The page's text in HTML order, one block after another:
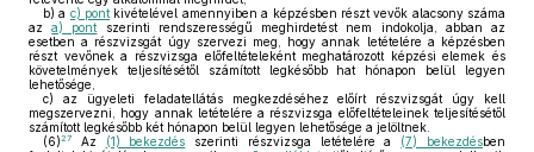
b) a c) pont kivételével amennyiben a képzésben részt vevők alacsony száma
aza) pont szerinti rendszerességű meghirdetést nem indokolja, abban az
esetben a részvizsgát úgy szervezi meg, hogy annak letételére a képzésben
részt vevőnek a részvizsga előfeltételeként meghatározott képzési elemek és
követelmények teljesítésétől számított legkésőbb hat hónapon belül legyen
lehetősége,
c) az ügyeleti feladatellátás megkezdéséhez előírt részvizsgát úgy kell
megszervezni, hogy annak letételére a részvizsga előfeltételeinek teljesítésétől
számított legkésőbb két hónapon belül legyen lehetősége a jelöltnek.
(6)27 Az (1) bekezdés szerinti részvizsga letételére a (7) bekezdésben